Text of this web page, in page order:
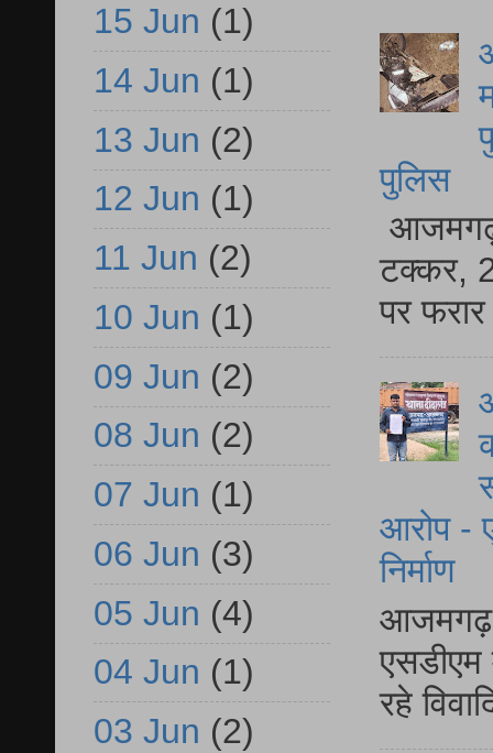
पुलिस
आजमगढ़
टक्कर,
पर
आरोप -
निर्माण
आजमगढ़
एसडीएम
रहे
15 Jun (1)
14 Jun (1)
13 Jun (2)
12 Jun (1)
11 Jun (2)
10 Jun (1)
09 Jun (2)
08 Jun (2)
07 Jun (1)
06 Jun (3)
05 Jun (4)
04 Jun (1)
03 Jun (2)